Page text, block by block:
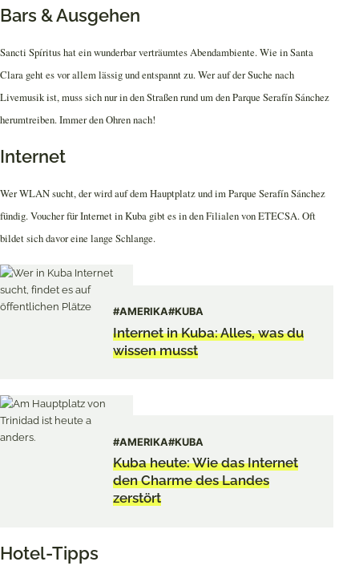
Bars & Ausgehen
Sancti Spíritus hat ein wunderbar verträumtes Abendambiente. Wie in Santa
Clara geht es vor allem lässig und entspannt zu. Wer auf der Suche nach
Livemusik ist, muss sich nur in den Straßen rund um den Parque Serafín Sánchez
herumtreiben. Immer den Ohren nach!
Internet
Wer WLAN sucht, der wird auf dem Hauptplatz und im Parque Serafín Sánchez
fündig. Voucher für Internet in Kuba gibt es in den Filialen von ETECSA. Oft
bildet sich davor eine lange Schlange.
#AMERIKA#KUBA
Internet in Kuba: Alles, was du
wissen musst
#AMERIKA#KUBA
Kuba heute: Wie das Internet
den Charme des Landes
zerstört
Hotel-Tipps